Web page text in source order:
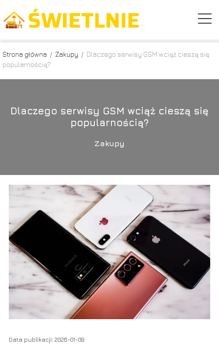
Strona główna / Zakupy / Dlaczego serwisy GSM wciąż cieszą się
popularnością?
Dlaczego serwisy GSM wciąż cieszą się
popularnością?
Zakupy
Data publikacji: 2026-01-09